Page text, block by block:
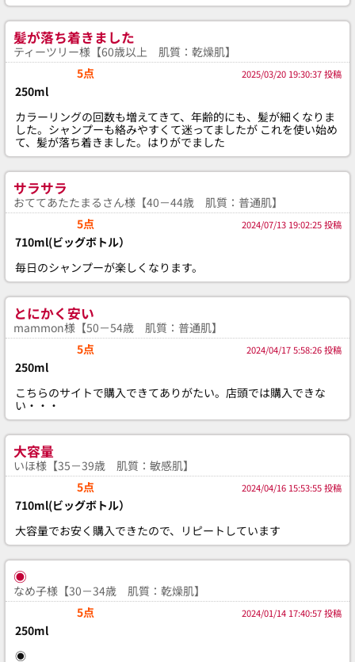
髪が落ち着きました
ティーツリー様【60歳以上 肌質：乾燥肌】
5点
2025/03/20 19:30:37 投稿
250ml
カラーリングの回数も増えてきて、年齢的にも、髪が細くなりま
した。シャンプーも絡みやすくて迷ってましたが これを使い始め
て、髪が落ち着きました。はりがでました
サラサラ
おててあたたまるさん様【40－44歳 肌質：普通肌】
5点
2024/07/13 19:02:25 投稿
710ml(ビッグボトル）
毎日のシャンプーが楽しくなります。
とにかく安い
mammon様【50－54歳 肌質：普通肌】
5点
2024/04/17 5:58:26 投稿
250ml
こちらのサイトで購入できてありがたい。店頭では購入できな
い・・・
大容量
いほ様【35－39歳 肌質：敏感肌】
5点
2024/04/16 15:53:55 投稿
710ml(ビッグボトル）
大容量でお安く購入できたので、リピートしています
◉
なめ子様【30－34歳 肌質：乾燥肌】
5点
2024/01/14 17:40:57 投稿
250ml
◉